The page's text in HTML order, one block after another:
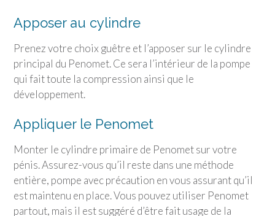
Apposer au cylindre
Prenez votre choix guêtre et l’apposer sur le cylindre
principal du Penomet. Ce sera l’intérieur de la pompe
qui fait toute la compression ainsi que le
développement.
Appliquer le Penomet
Monter le cylindre primaire de Penomet sur votre
pénis. Assurez-vous qu’il reste dans une méthode
entière, pompe avec précaution en vous assurant qu’il
est maintenu en place. Vous pouvez utiliser Penomet
partout, mais il est suggéré d’être fait usage de la